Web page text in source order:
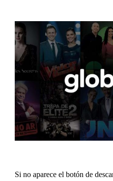
Si no aparece el botón de